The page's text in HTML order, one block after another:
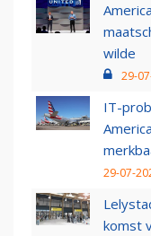
wilde
29-
IT-
29-07-
komst